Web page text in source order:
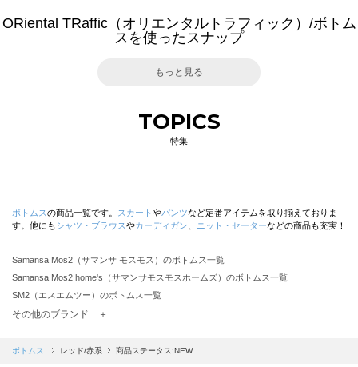
ORiental TRaffic（オリエンタルトラフィック）/ボトム
スを使ったスナップ
もっと見る
TOPICS
特集
ボトムスの商品一覧です。 スカート やパンツなど定番アイテムを取り揃えておりま
す。他にもシャツ・ブラウスやカーディガン ニット・セーターなどの商品も充実！
Samansa Mos2（サマンサ モスモス）のボトムス一覧
Samansa Mos2 home's（サマンサモスモスホームズ）のボトムス一覧
SM2（エスエムツー）のボトムス一覧
TSUHARU by Samansa Mos2（ツハルバイサマンサモスモス）のボトムス一覧
Samansa Mos2 blue（サマンサモスモス ブルー）のボトムス一覧
その他のブランド ＋
ボトムス レッド/赤系 商品ステータス:NEW